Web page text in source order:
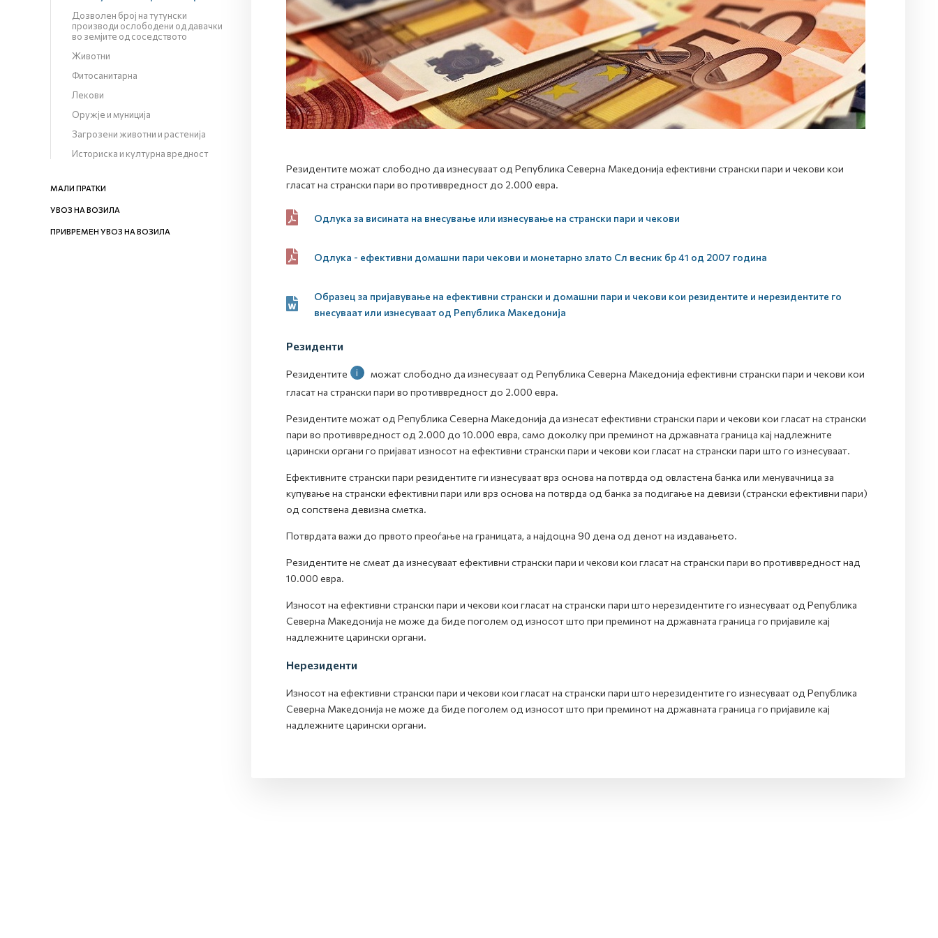
Дозволен број на тутунски
производи ослободени од давачки
во земјите од соседството
Животни
Фитосанитарна
Лекови
Оружје и муниција
Загрозени животни и растенија
Историска и културна вредност
МАЛИ ПРАТКИ
УВОЗ НА ВОЗИЛА
ПРИВРЕМЕН УВОЗ НА ВОЗИЛА
Резидентите можат слободно да изнесуваат од Република Северна Македонија ефективни странски пари и чекови кои
гласат на странски пари во противвредност до 2.000 евра.
Одлука за висината на внесување или изнесување на странски пари и чекови
Одлука - ефективни домашни пари чекови и монетарно злато Сл весник бр 41 од 2007 година
Образец за пријавување на ефективни странски и домашни пари и чекови кои резидентите и нерезидентите го
внесуваат или изнесуваат од Република Македонија
Резиденти
Резидентите i
можат слободно да изнесуваат од Република Северна Македонија ефективни странски пари и чекови кои
гласат на странски пари во противвредност до 2.000 евра.
Резидентите можат од Република Северна Македонија да изнесат ефективни странски пари и чекови кои гласат на странски
пари во противвредност од 2.000 до 10.000 евра, само доколку при преминот на државната граница кај надлежните
царински органи го пријават износот на ефективни странски пари и чекови кои гласат на странски пари што го изнесуваат.
Ефективните странски пари резидентите ги изнесуваат врз основа на потврда од овластена банка или менувачница за
купување на странски ефективни пари или врз основа на потврда од банка за подигање на девизи (странски ефективни пари)
од сопствена девизна сметка.
Потврдата важи до првото преоѓање на границата, а најдоцна 90 дена од денот на издавањето.
Резидентите не смеат да изнесуваат ефективни странски пари и чекови кои гласат на странски пари во противвредност над
10.000 евра.
Износот на ефективни странски пари и чекови кои гласат на странски пари што нерезидентите го изнесуваат од Република
Северна Македонија не може да биде поголем од износот што при преминот на државната граница го пријавиле кај
надлежните царински органи.
Нерезиденти
Износот на ефективни странски пари и чекови кои гласат на странски пари што нерезидентите го изнесуваат од Република
Северна Македонија не може да биде поголем од износот што при преминот на државната граница го пријавиле кај
надлежните царински органи.